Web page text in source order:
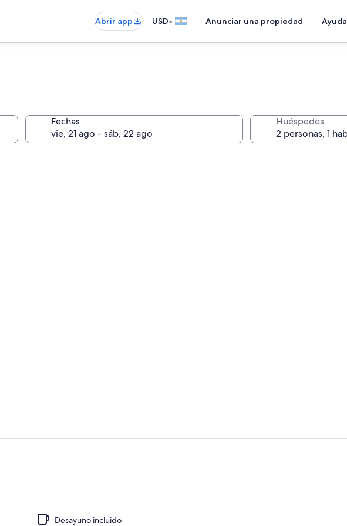
Abrir app USD• Anunciar una propiedad Ayuda
Fechas Huéspedes
Desayuno incluido